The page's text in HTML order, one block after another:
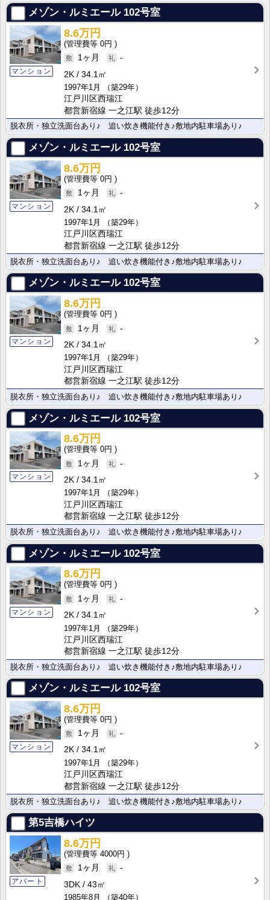
メゾン・ルミエール102号室
マンション
8.6万円
0円
1ヶ月
-
2K
34.1㎡
1997年1月
（築29年）
江戸川区西瑞江
都営新宿線 一之江駅 徒歩12分
脱衣所・独立洗面台あり♪ 追い炊き機能付き♪敷地内駐車場あり♪
メゾン・ルミエール102号室
マンション
8.6万円
0円
1ヶ月
-
2K
34.1㎡
1997年1月
（築29年）
江戸川区西瑞江
都営新宿線 一之江駅 徒歩12分
脱衣所・独立洗面台あり♪ 追い炊き機能付き♪敷地内駐車場あり♪
メゾン・ルミエール102号室
マンション
8.6万円
0円
1ヶ月
-
2K
34.1㎡
1997年1月
（築29年）
江戸川区西瑞江
都営新宿線 一之江駅 徒歩12分
脱衣所・独立洗面台あり♪ 追い炊き機能付き♪敷地内駐車場あり♪
メゾン・ルミエール102号室
マンション
8.6万円
0円
1ヶ月
-
2K
34.1㎡
1997年1月
（築29年）
江戸川区西瑞江
都営新宿線 一之江駅 徒歩12分
脱衣所・独立洗面台あり♪ 追い炊き機能付き♪敷地内駐車場あり♪
メゾン・ルミエール102号室
マンション
8.6万円
0円
1ヶ月
-
2K
34.1㎡
1997年1月
（築29年）
江戸川区西瑞江
都営新宿線 一之江駅 徒歩12分
脱衣所・独立洗面台あり♪ 追い炊き機能付き♪敷地内駐車場あり♪
メゾン・ルミエール102号室
マンション
8.6万円
0円
1ヶ月
-
2K
34.1㎡
1997年1月
（築29年）
江戸川区西瑞江
都営新宿線 一之江駅 徒歩12分
脱衣所・独立洗面台あり♪ 追い炊き機能付き♪敷地内駐車場あり♪
第5吉橋ハイツ
アパート
8.6万円
4000円
1ヶ月
-
3DK
43㎡
1985年8月
（築40年）